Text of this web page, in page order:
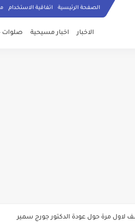
الصفحة الرئيسية اتفاقية الاستخدام
الاخبار اخبار مسيحية صلوات
رائعة من اجل السلام الامان في العالم اجمع